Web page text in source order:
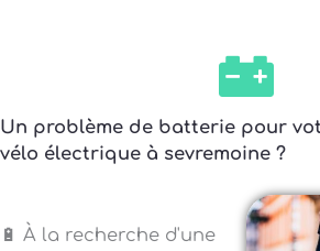
Un problème de batterie pour
vélo électrique à sevremoine ?
🔋 À la recherche d'une